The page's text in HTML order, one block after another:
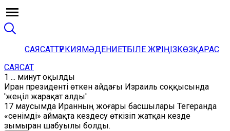
САЯСАТТҮРКИЯМӘДЕНИЕТБІЛЕ ЖҮРІҢІЗКӨЗҚАРАС
САЯСАТ
1 ... минут оқылды
Иран президенті өткен айдағы Израиль соққысында
'жеңіл жарақат алды'
17 маусымда Иранның жоғары басшылары Тегеранда
«сенімді» аймақта кездесу өткізіп жатқан кезде
зымыран шабуылы болды.